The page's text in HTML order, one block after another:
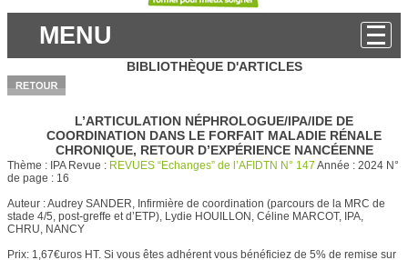
MENU
BIBLIOTHÈQUE D'ARTICLES
L’ARTICULATION NÉPHROLOGUE/IPA/IDE DE
COORDINATION DANS LE FORFAIT MALADIE RÉNALE
CHRONIQUE, RETOUR D’EXPÉRIENCE NANCÉENNE
Thème : IPA Revue : REVUES “Echanges” de l’AFIDTN N° 147 Année : 2024 N°
de page : 16
Auteur :Audrey SANDER, Infirmière de coordination (parcours de la MRC de
stade 4/5, post-greffe et d’ETP), Lydie HOUILLON, Céline MARCOT, IPA,
CHRU, NANCY
Prix: 1,67€uros HT. Si vous êtes adhérent vous bénéficiez de 5% de remise sur